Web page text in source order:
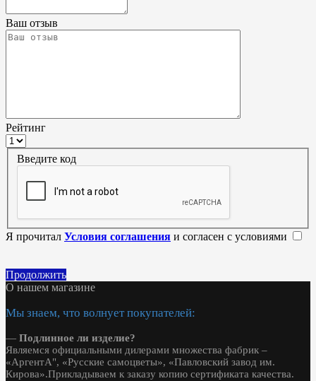
Ваш отзыв
Рейтинг
Введите код
Я прочитал Условия соглашения и согласен с условиями
Продолжить
О нашем магазине
Мы знаем, что волнует покупателей:
— Подлинное ли изделие?
Являемся официальными дилерами множества фабрик –
«АргентА", «Русские самоцветы», «Павловский завод им.
Кирова».Прикладываем к заказу копию сертификата качества.